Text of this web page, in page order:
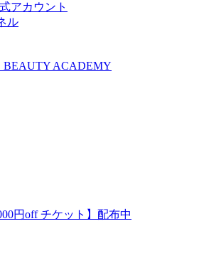
アカウント
ル
BEAUTY ACADEMY
円off チケット】配布中